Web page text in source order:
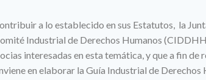
a lo establecido en sus Estatutos, la
Industrial de Derechos Humanos
interesadas en esta temática, y que a fin de
en elaborar la Guía Industrial de Derechos